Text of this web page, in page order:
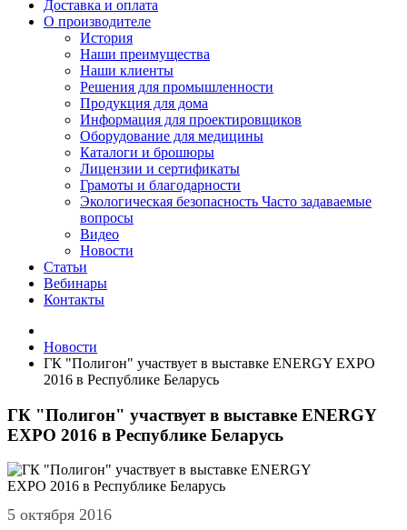
Доставка и оплата
О производителе
История
Наши преимущества
Наши клиенты
Решения для промышленности
Продукция для дома
Информация для проектировщиков
Оборудование для медицины
Каталоги и брошюры
Лицензии и сертификаты
Грамоты и благодарности
Экологическая безопасность Часто задаваемые
вопросы
Видео
Новости
Статьи
Вебинары
Контакты
Новости
ГК "Полигон" участвует в выставке ENERGY EXPO
2016 в Республике Беларусь
ГК "Полигон" участвует в выставке ENERGY
EXPO 2016 в Республике Беларусь
5 октября 2016